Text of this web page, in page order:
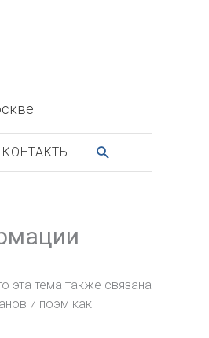
КОНТАКТЫ ПОИСК
эта тема также связана
и поэм как